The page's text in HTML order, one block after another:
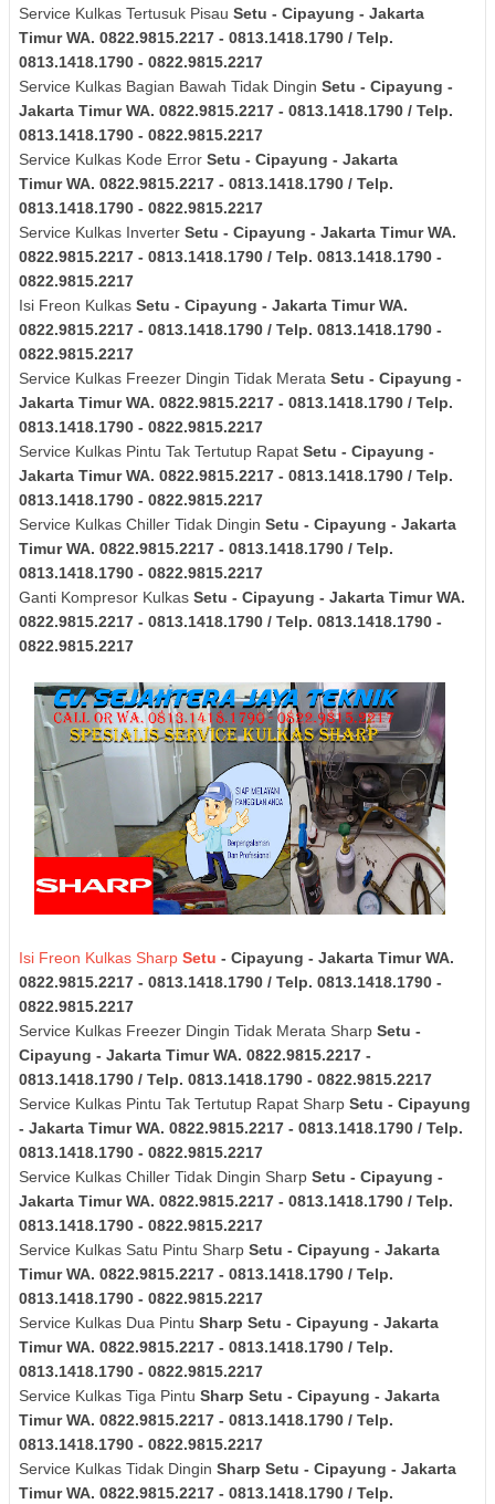
Service Kulkas Tertusuk Pisau Setu - Cipayung - Jakarta
TimurWA. 0822.9815.2217 - 0813.1418.1790 / Telp.
0813.1418.1790 - 0822.9815.2217
Service Kulkas Bagian Bawah Tidak Dingin Setu - Cipayung -
Jakarta TimurWA. 0822.9815.2217 - 0813.1418.1790 / Telp.
0813.1418.1790 - 0822.9815.2217
Service Kulkas Kode Error Setu - Cipayung - Jakarta
TimurWA. 0822.9815.2217 - 0813.1418.1790 / Telp.
0813.1418.1790 - 0822.9815.2217
Service Kulkas Inverter Setu - Cipayung - Jakarta TimurWA.
0822.9815.2217 - 0813.1418.1790 / Telp. 0813.1418.1790 -
0822.9815.2217
Isi Freon Kulkas Setu - Cipayung - Jakarta TimurWA.
0822.9815.2217 - 0813.1418.1790 / Telp. 0813.1418.1790 -
0822.9815.2217
Service Kulkas Freezer Dingin Tidak Merata Setu - Cipayung -
Jakarta TimurWA. 0822.9815.2217 - 0813.1418.1790 / Telp.
0813.1418.1790 - 0822.9815.2217
Service Kulkas Pintu Tak Tertutup Rapat Setu - Cipayung -
Jakarta TimurWA. 0822.9815.2217 - 0813.1418.1790 / Telp.
0813.1418.1790 - 0822.9815.2217
Service Kulkas Chiller Tidak Dingin Setu - Cipayung - Jakarta
TimurWA. 0822.9815.2217 - 0813.1418.1790 / Telp.
0813.1418.1790 - 0822.9815.2217
Ganti Kompresor Kulkas Setu - Cipayung - Jakarta TimurWA.
0822.9815.2217 - 0813.1418.1790 / Telp. 0813.1418.1790 -
0822.9815.2217
Isi Freon Kulkas Sharp Setu - Cipayung - Jakarta TimurWA.
0822.9815.2217 - 0813.1418.1790 / Telp. 0813.1418.1790 -
0822.9815.2217
Service Kulkas Freezer Dingin Tidak Merata Sharp Setu -
Cipayung - Jakarta TimurWA. 0822.9815.2217 -
0813.1418.1790 / Telp. 0813.1418.1790 - 0822.9815.2217
Service Kulkas Pintu Tak Tertutup Rapat Sharp Setu - Cipayung
- Jakarta TimurWA. 0822.9815.2217 - 0813.1418.1790 / Telp.
0813.1418.1790 - 0822.9815.2217
Service Kulkas Chiller Tidak Dingin Sharp Setu - Cipayung -
Jakarta TimurWA. 0822.9815.2217 - 0813.1418.1790 / Telp.
0813.1418.1790 - 0822.9815.2217
Service Kulkas Satu Pintu Sharp Setu - Cipayung - Jakarta
TimurWA. 0822.9815.2217 - 0813.1418.1790 / Telp.
0813.1418.1790 - 0822.9815.2217
Service Kulkas Dua Pintu Sharp Setu - Cipayung - Jakarta
TimurWA. 0822.9815.2217 - 0813.1418.1790 / Telp.
0813.1418.1790 - 0822.9815.2217
Service Kulkas Tiga Pintu Sharp Setu - Cipayung - Jakarta
TimurWA. 0822.9815.2217 - 0813.1418.1790 / Telp.
0813.1418.1790 - 0822.9815.2217
Service Kulkas Tidak Dingin Sharp Setu - Cipayung - Jakarta
TimurWA. 0822.9815.2217 - 0813.1418.1790 / Telp.